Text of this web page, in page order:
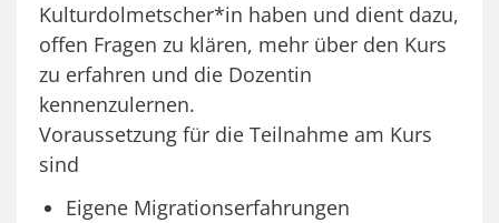
Kulturdolmetscher*in haben und dient dazu,
offen Fragen zu klären, mehr über den Kurs
zu erfahren und die Dozentin
kennenzulernen.
Voraussetzung für die Teilnahme am Kurs
sind
Eigene Migrationserfahrungen